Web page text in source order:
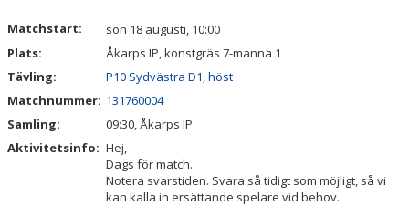
Matchstart:
sön 18 augusti, 10:00
Plats:
Åkarps IP, konstgräs 7-manna 1
Tävling:
P10 Sydvästra D1, höst
Matchnummer: 131760004
Samling:
09:30, Åkarps IP
Aktivitetsinfo: Hej,
Dags för match.
Notera svarstiden. Svara så tidigt som möjligt, så vi
kan kalla in ersättande spelare vid behov.